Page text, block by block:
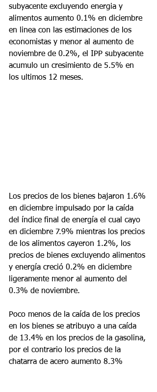
subyacente excluyendo energia y
alimentos aumento 0.1% en diciembre
en linea con las estimaciones de los
economistas y menor al aumento de
noviembre de 0.2%, el IPP subyacente
acumulo un cresimiento de 5.5% en
los ultimos 12 meses.
Los precios de los bienes bajaron 1.6%
en diciembre impulsado por la caída
del índice final de energía el cual cayo
en diciembre 7.9% mientras los precios
de los alimentos cayeron 1.2%, los
precios de bienes excluyendo alimentos
y energía creció 0.2% en diciembre
ligeramente menor al aumento del
0.3% de noviembre.
Poco menos de la caída de los precios
en los bienes se atribuyo a una caída
de 13.4% en los precios de la gasolina,
por el contrario los precios de la
chatarra de acero aumento 8.3%